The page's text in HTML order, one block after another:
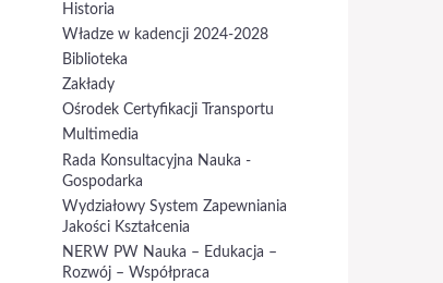
Historia
Władze w kadencji 2024-2028
Biblioteka
Zakłady
Ośrodek Certyfikacji Transportu
Multimedia
Rada Konsultacyjna Nauka -
Gospodarka
Wydziałowy System Zapewniania
Jakości Kształcenia
NERW PW Nauka – Edukacja –
Rozwój – Współpraca